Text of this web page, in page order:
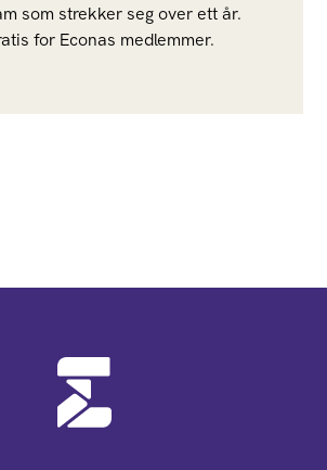
som strekker seg over ett år.
for Econas medlemmer.